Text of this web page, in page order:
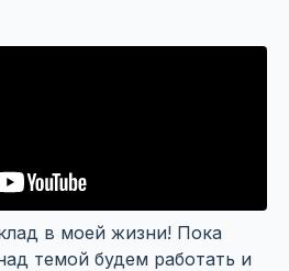
в моей жизни! Пока
темой будем работать и